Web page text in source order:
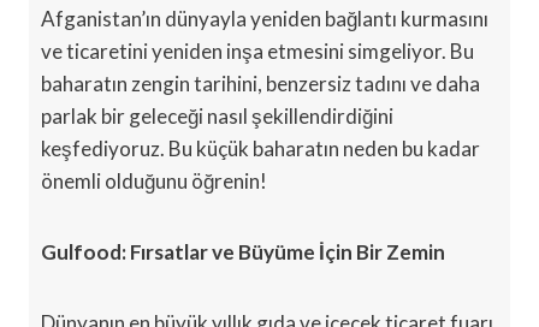
Afganistan’ın dünyayla yeniden bağlantı kurmasını
ve ticaretini yeniden inşa etmesini simgeliyor. Bu
baharatın zengin tarihini, benzersiz tadını ve daha
parlak bir geleceği nasıl şekillendirdiğini
keşfediyoruz. Bu küçük baharatın neden bu kadar
önemli olduğunu öğrenin!
Gulfood: Fırsatlar ve Büyüme İçin Bir Zemin